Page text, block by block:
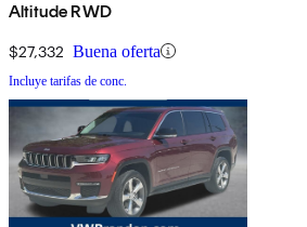
Altitude RWD
$27,332 Buena oferta
Incluye tarifas de conc.